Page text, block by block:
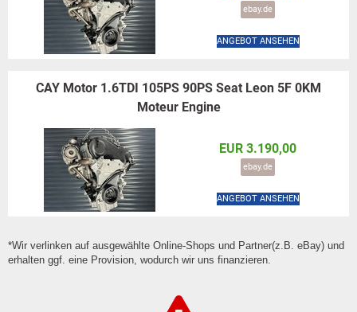
ebay.de
ANGEBOT ANSEHEN
CAY Motor 1.6TDI 105PS 90PS Seat Leon 5F 0KM
Moteur Engine
EUR 3.190,00
ebay.de
ANGEBOT ANSEHEN
*Wir verlinken auf ausgewählte Online-Shops und Partner(z.B. eBay) und
erhalten ggf. eine Provision, wodurch wir uns finanzieren.